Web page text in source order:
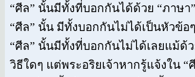
“ศีล” นั้นมีทั้งที่บอกกันได้ด้วย “ภาษา
“ศีล” นั้น มีทั้งบอกกันไม่ได้เป็นหัวข้อ
“ศีล” นั้นมีทั้งที่บอกกันไม่ได้เลยแม้ด้
วิธีใดๆ แต่พระอริยเจ้าหากรู้แจ้งใน